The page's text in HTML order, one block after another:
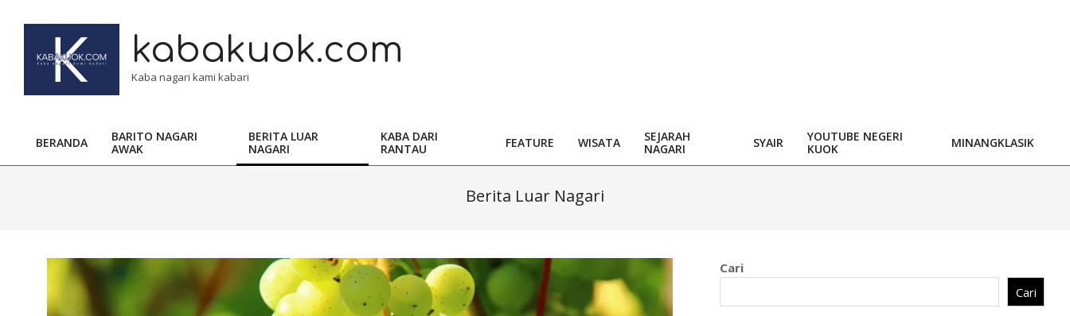
kabakuok.com
Kaba nagari kami kabari
Primary
Navigation
BERANDA
BARITO NAGARI
AWAK
BERITA LUAR
NAGARI
KABA DARI
RANTAU
FEATURE WISATA
SEJARAH
NAGARI
SYAIR
YOUTUBE NEGERI
KUOK
MINANGKLASIK
Berita Luar Nagari
Cari
Cari